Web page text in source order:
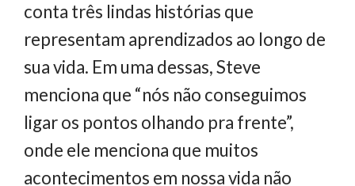
conta três lindas histórias que
representam aprendizados ao longo de
sua vida. Em uma dessas, Steve
menciona que “nós não conseguimos
ligar os pontos olhando pra frente”,
onde ele menciona que muitos
acontecimentos em nossa vida não